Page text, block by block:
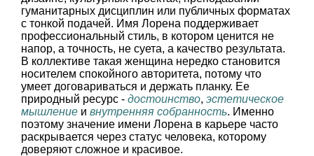
гуманитарных дисциплин или публичных форматах
с тонкой подачей. Имя Лорена поддерживает
профессиональный стиль, в котором ценится не
напор, а точность, не суета, а качество результата.
В коллективе такая женщина нередко становится
носителем спокойного авторитета, потому что
умеет договариваться и держать планку. Ее
природный ресурс - достоинство, эстетическое
мышление и внутренняя собранность. Именно
поэтому значение имени Лорена в карьере часто
раскрывается через статус человека, которому
доверяют сложное и красивое.